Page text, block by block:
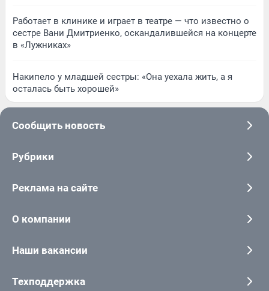
Работает в клинике и играет в театре — что известно о
сестре Вани Дмитриенко, оскандалившейся на концерте
в «Лужниках»
Накипело у младшей сестры: «Она уехала жить, а я
осталась быть хорошей»
Сообщить новость
Рубрики
Реклама на сайте
О компании
Наши вакансии
Техподдержка